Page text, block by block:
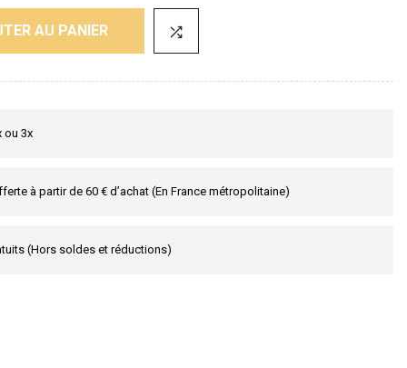
AU PANIER
ou 3x
à partir de 60 € d’achat (En France métropolitaine)
(Hors soldes et réductions)